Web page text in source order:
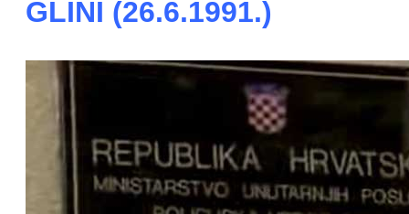
GLINI (26.6.1991.)